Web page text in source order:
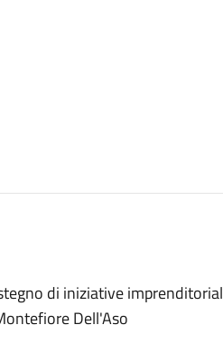
di iniziative
Dell'Aso